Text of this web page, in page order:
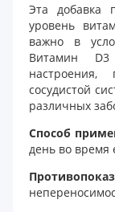
Эта добавка
уровень
важно в
Витамин D3
настроения,
сосудистой
различных
Способ
день во время